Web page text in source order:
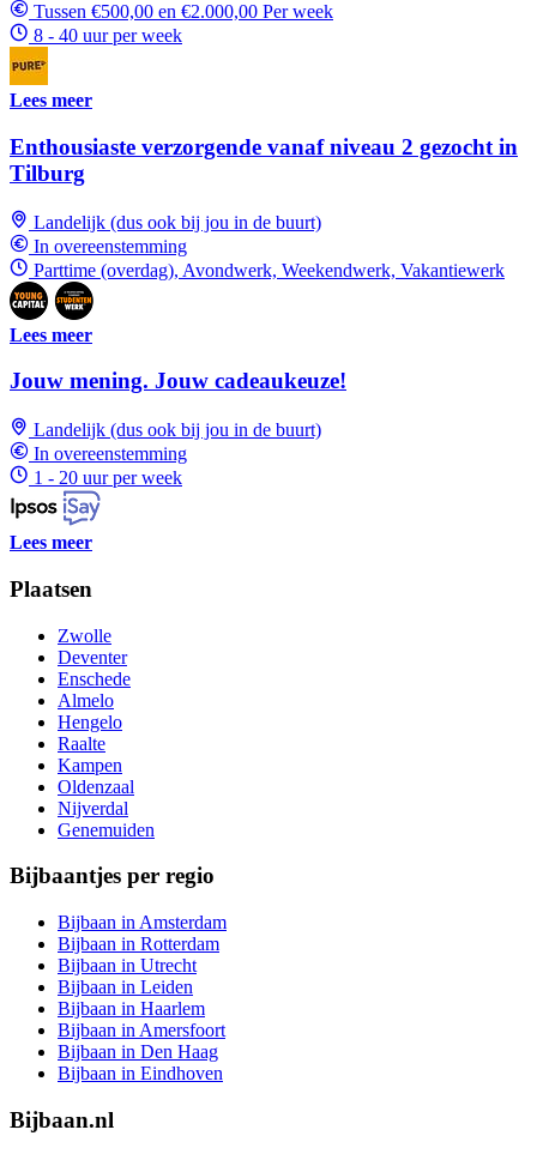
Tussen €500,00 en €2.000,00 Per week
8 - 40 uur per week
Lees meer
Enthousiaste verzorgende vanaf niveau 2 gezocht in
Tilburg
Landelijk (dus ook bij jou in de buurt)
In overeenstemming
Parttime (overdag), Avondwerk, Weekendwerk, Vakantiewerk
Lees meer
Jouw mening. Jouw cadeaukeuze!
Landelijk (dus ook bij jou in de buurt)
In overeenstemming
1 - 20 uur per week
Lees meer
Plaatsen
Zwolle
Deventer
Enschede
Almelo
Hengelo
Raalte
Kampen
Oldenzaal
Nijverdal
Genemuiden
Bijbaantjes per regio
Bijbaan in Amsterdam
Bijbaan in Rotterdam
Bijbaan in Utrecht
Bijbaan in Leiden
Bijbaan in Haarlem
Bijbaan in Amersfoort
Bijbaan in Den Haag
Bijbaan in Eindhoven
Bijbaan.nl